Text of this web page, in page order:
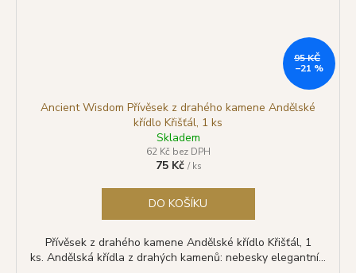
95 KČ
–21 %
Ancient Wisdom Přívěsek z drahého kamene Andělské
křídlo Křišťál, 1 ks
Skladem
62 Kč bez DPH
75 Kč / ks
DO KOŠÍKU
Přívěsek z drahého kamene Andělské křídlo Křišťál, 1
ks. Andělská křídla z drahých kamenů: nebesky elegantní...